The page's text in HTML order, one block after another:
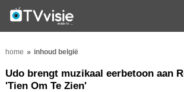
home inhoud belgië
Udo brengt muzikaal eerbetoon aan
'Tien Om Te Zien'